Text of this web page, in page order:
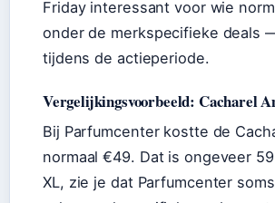
Friday interessant voor wie
onder de merkspecifieke deals
tijdens de actieperiode.
Vergelijkingsvoorbeeld: Cacharel
Bij Parfumcenter kostte de
normaal €49. Dat is ongeveer
XL, zie je dat Parfumcenter